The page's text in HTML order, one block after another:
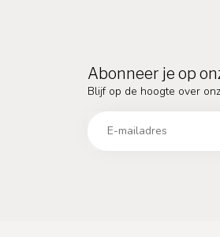
Abonneer je op
Blijf op de hoogte over